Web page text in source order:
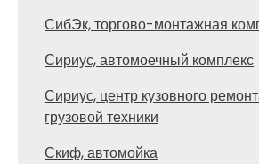
СибЭк, торгово-монтажная
Сириус, автомоечный комплекс
Сириус, центр кузовного
грузовой техники
Скиф, автомойка